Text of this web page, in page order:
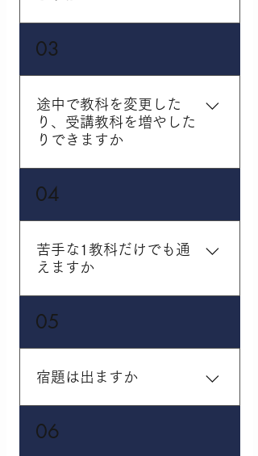
ご用意しております。
全教科の指導対応してお
ります。悩んでいる教科
や得意を伸ばしたい教科
など、1教科から受講可能
です。
03
途中で教科を変更した
り、受講教科を増やした
りできますか
変更可能です。受講数を
増やしたい・減らした
い、受講教科を変更した
いなどのご要望はいつで
もお受けしております。
ます。
04
苦手な1教科だけでも通
えますか
もちろん通塾していただ
けます。ご希望の教科・
曜日・時間帯など、ご相
談ください。
05
宿題は出ますか
毎回生徒さんお一人おひ
とりに合わせた量の宿題
06